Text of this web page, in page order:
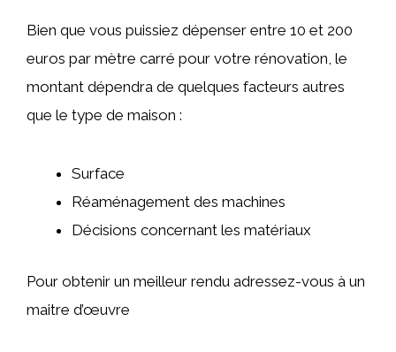
Bien que vous puissiez dépenser entre 10 et 200
euros par mètre carré pour votre rénovation, le
montant dépendra de quelques facteurs autres
que le type de maison :
Surface
Réaménagement des machines
Décisions concernant les matériaux
Pour obtenir un meilleur rendu adressez-vous à un
maitre d’œuvre